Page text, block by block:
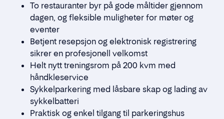
To restauranter byr på gode måltider gjennom
dagen, og fleksible muligheter for møter og
eventer
Betjent resepsjon og elektronisk registrering
sikrer en profesjonell velkomst
Helt nytt treningsrom på 200 kvm med
håndkleservice
Sykkelparkering med låsbare skap og lading av
sykkelbatteri
Praktisk og enkel tilgang til parkeringshus